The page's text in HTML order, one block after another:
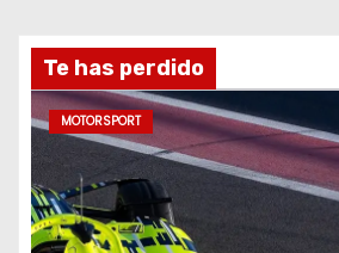
Te has perdido
MOTORSPORT